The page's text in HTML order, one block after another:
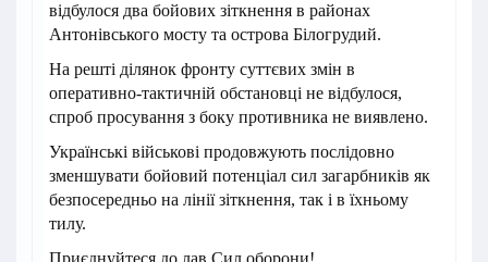
відбулося два бойових зіткнення в районах
Антонівського мосту та острова Білогрудий.
На решті ділянок фронту суттєвих змін в
оперативно-тактичній обстановці не відбулося,
спроб просування з боку противника не виявлено.
Українські військові продовжують послідовно
зменшувати бойовий потенціал сил загарбників як
безпосередньо на лінії зіткнення, так і в їхньому
тилу.
Приєднуйтеся до лав Сил оборони!